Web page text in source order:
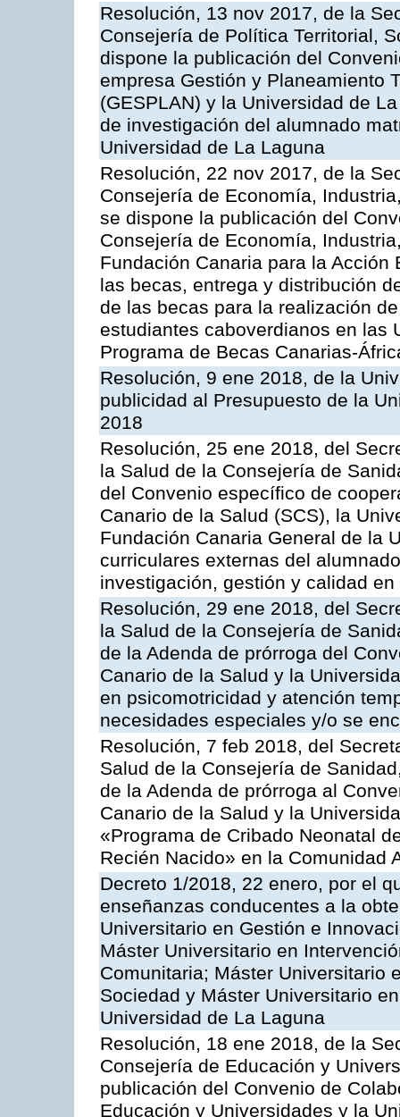
Resolución, 13 nov 2017, de la
Consejería de Política Territorial,
dispone la publicación del
empresa Gestión y Planeamiento
(GESPLAN) y la Universidad de
de investigación del alumnado
Universidad de La Laguna
Resolución, 22 nov 2017, de la
Consejería de Economía,
se dispone la publicación del
Consejería de Economía,
Fundación Canaria para la Acción
las becas, entrega y distribución
de las becas para la realización
estudiantes caboverdianos en las
Programa de Becas Canarias-
Resolución, 9 ene 2018, de la
publicidad al Presupuesto de la
2018
Resolución, 25 ene 2018, del
la Salud de la Consejería de
del Convenio específico de
Canario de la Salud (SCS), la
Fundación Canaria General de la
curriculares externas del
investigación, gestión y calidad
Resolución, 29 ene 2018, del
la Salud de la Consejería de
de la Adenda de prórroga del
Canario de la Salud y la
en psicomotricidad y atención
necesidades especiales y/o se
Resolución, 7 feb 2018, del
Salud de la Consejería de
de la Adenda de prórroga al
Canario de la Salud y la
«Programa de Cribado Neonatal
Recién Nacido» en la Comunidad
Decreto 1/2018, 22 enero, por el
enseñanzas conducentes a la
Universitario en Gestión e
Máster Universitario en
Comunitaria; Máster Universitario
Sociedad y Máster Universitario
Universidad de La Laguna
Resolución, 18 ene 2018, de la
Consejería de Educación y
publicación del Convenio de
Educación y Universidades y la